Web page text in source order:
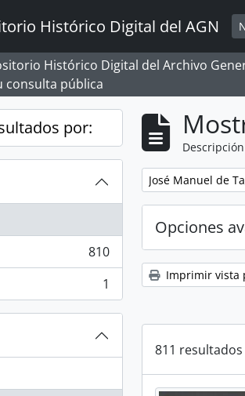
Histórico Digital del AGN
Histórico Digital del Archivo
consulta pública
por:
810
1
Remove filter:
José Manuel de
Opciones
Imprimir vista
811